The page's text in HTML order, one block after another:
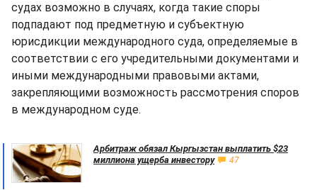
судах возможно в случаях, когда такие споры
подпадают под предметную и субъектную
юрисдикции международного суда, определяемые в
соответствии с его учредительными документами и
иными международными правовыми актами,
закрепляющими возможность рассмотрения споров
в международном суде.
Арбитраж обязал Кыргызстан выплатить $23
миллиона ущерба инвестору
47